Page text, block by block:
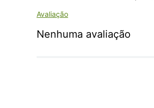
Nenhuma avaliação